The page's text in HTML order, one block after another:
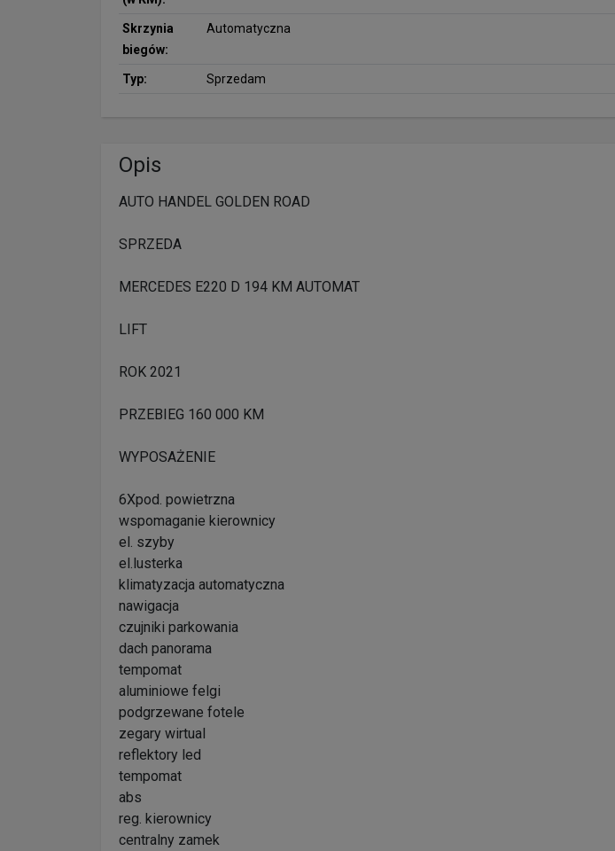
Skrzynia
biegów:
Automatyczna
Typ: Sprzedam
Opis
AUTO HANDEL GOLDEN ROAD
SPRZEDA
MERCEDES E220 D 194 KM AUTOMAT
LIFT
ROK 2021
PRZEBIEG 160 000 KM
WYPOSAŻENIE
6Xpod. powietrzna
wspomaganie kierownicy
el. szyby
el.lusterka
klimatyzacja automatyczna
nawigacja
czujniki parkowania
dach panorama
tempomat
aluminiowe felgi
podgrzewane fotele
zegary wirtual
reflektory led
tempomat
abs
reg. kierownicy
centralny zamek